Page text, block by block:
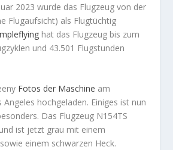
2023 wurde das Flugzeug von der
Flugaufsicht) als Flugtüchtig
hat das Flugzeug bis zum
und 43.501 Flugstunden
Fotos der Maschine am
Angeles hochgeladen. Einiges ist nun
Das Flugzeug N154TS
ist jetzt grau mit einem
einem schwarzen Heck.